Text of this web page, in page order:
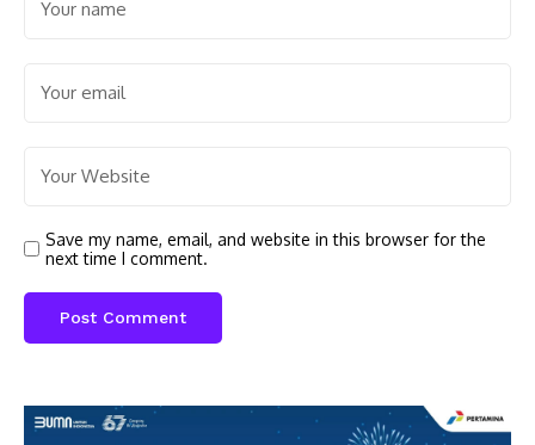
Save my name, email, and website in this browser for the
next time I comment.